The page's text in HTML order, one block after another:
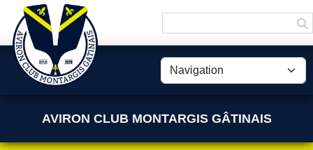
AVIRON CLUB MONTARGIS GÂTINAIS
Panneau de gestion des cookies